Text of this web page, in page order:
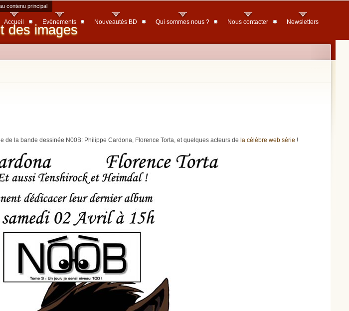
contenu principal
des images
Accueil Evènements Nouveautés BD Qui sommes nous ? Nous contacter Newsletters
la bande dessinée N00B: Philippe Cardona, Florence Torta, et quelques acteurs de la célèbre web série !